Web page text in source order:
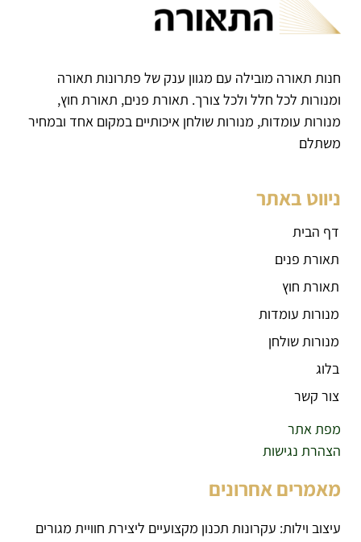
חנות תאורה מובילה עם מגוון ענק של פתרונות תאורה
ומנורות לכל חלל ולכל צורך. תאורת פנים, תאורת חוץ,
מנורות עומדות, מנורות שולחן איכותיים במקום אחד ובמחיר
משתלם
ניווט באתר
דף הבית
תאורת פנים
תאורת חוץ
מנורות עומדות
מנורות שולחן
בלוג
צור קשר
מפת אתר
הצהרת נגישות
מאמרים אחרונים
עיצוב וילות: עקרונות תכנון מקצועיים ליצירת חוויית מגורים